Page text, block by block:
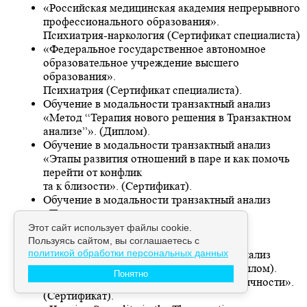
«Российская медицинская академия непрерывного
профессионального образования».
Психиатрия-наркология (Сертификат специалиста)
«Федеральное государственное автономное
образовательное учреждение высшего
образования».
Психиатрия (Сертификат специалиста).
Обучение в модальности транзактный анализ
«Метод “Терапия нового решения в Транзактном
анализе”». (Диплом).
Обучение в модальности транзактный анализ
«Этапы развития отношений в паре и как помочь
перейти от конфлик
та к близости». (Сертификат).
Обучение в модальности транзактный анализ
«Практические подходы к пониманию
суицидоопасных клиентов»
(Диплом).
Обучение в модальности транзактный анализ
«Нарратив в Транзактном анализе». (Диплом).
«Депрессия. Тревожные расстройства личности».
(Сертификат).
Этот сайт использует файлы cookie.
Пользуясь сайтом, вы соглашаетесь с
политикой обработки персональных данных
Понятно